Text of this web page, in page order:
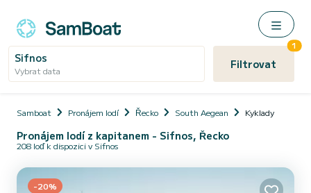
Sifnos
Vybrat data Filtrovat
1
Samboat Pronájem lodí Řecko South Aegean Kyklady
Pronájem lodí z kapitanem - Sifnos, Řecko
208 loď k dispozici v Sifnos
-20%